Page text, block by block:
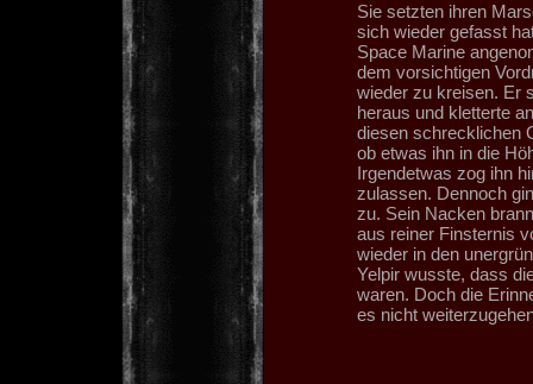
Sie setzten ihren
sich wieder gefasst
Space Marine
dem vorsichtigen
wieder zu kreisen. Er
heraus und kletterte
diesen schrecklichen
ob etwas ihn in die
Irgendetwas zog ihn
zulassen. Dennoch
zu. Sein Nacken
aus reiner Finsternis
wieder in den
Yelpir wusste, dass
waren. Doch die
es nicht